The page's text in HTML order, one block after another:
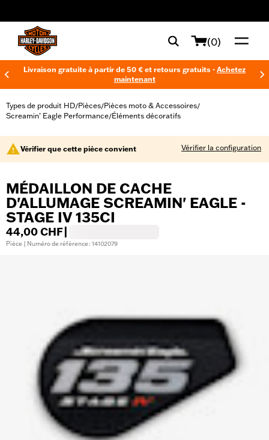
(0)
Livraison gratuite à partir de 50 € et retours gratuits - Achetez
maintenant
Types de produit HD/Pièces/Pièces moto & Accessoires/
Screamin’ Eagle Performance/Éléments décoratifs
Vérifier que cette pièce convient Vérifier la configuration
MÉDAILLON DE CACHE
D'ALLUMAGE SCREAMIN' EAGLE -
STAGE IV 135CI
44,00 CHF
Pièce | Numéro de référence : 14102079